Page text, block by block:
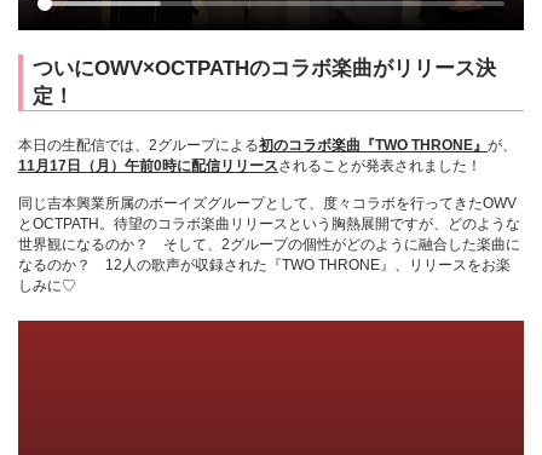
ついにOWV×OCTPATHのコラボ楽曲がリリース決
定！
本日の生配信では、2グループによる初のコラボ楽曲『TWO THRONE』 が、
11月17日（月）午前0時に配信リリースされることが発表されました！
同じ吉本興業所属のボーイズグループとして、度々コラボを行ってきたOWV
とOCTPATH。待望のコラボ楽曲リリースという胸熱展開ですが、どのような
世界観になるのか？ そして、2グループの個性がどのように融合した楽曲に
なるのか？ 12人の歌声が収録された『TWO THRONE』、リリースをお楽
しみに♡